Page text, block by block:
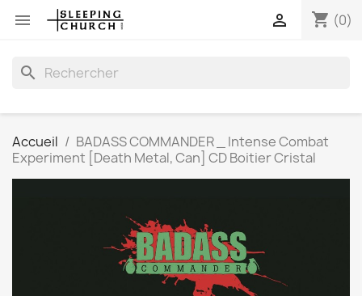
 shopping_cart (0)

search
Accueil
BADASS COMMANDER _ Intense Combat
Experiment [Death Metal, Can] CD Boitier Cristal